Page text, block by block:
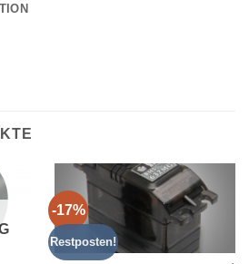
-17%
Restposten!